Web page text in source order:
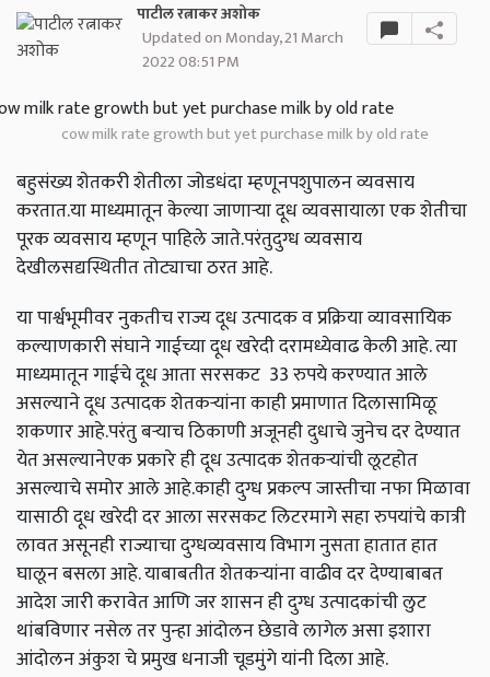
पाटील रत्नाकर अशोक
Updated on Monday, 21 March
2022 08:51 PM
cow milk rate growth but yet purchase milk by old rate
बहुसंख्य शेतकरी शेतीला जोडधंदा म्हणूनपशुपालन व्यवसाय
करतात.या माध्यमातून केल्या जाणाऱ्या दूध व्यवसायाला एक शेतीचा
पूरक व्यवसाय म्हणून पाहिले जाते.परंतुदुग्ध व्यवसाय
देखीलसद्यस्थितीत तोट्याचा ठरत आहे.
या पार्श्वभूमीवर नुकतीच राज्य दूध उत्पादक व प्रक्रिया व्यावसायिक
कल्याणकारी संघाने गाईच्या दूध खरेदी दरामध्येवाढ केली आहे. त्या
माध्यमातून गाईचे दूध आता सरसकट 33 रुपये करण्यात आले
असल्याने दूध उत्पादक शेतकऱ्यांना काही प्रमाणात दिलासामिळू
शकणार आहे.परंतु बऱ्याच ठिकाणी अजूनही दुधाचे जुनेच दर देण्यात
येत असल्यानेएक प्रकारे ही दूध उत्पादक शेतकर्‍यांची लूटहोत
असल्याचे समोर आले आहे.काही दुग्ध प्रकल्प जास्तीचा नफा मिळावा
यासाठी दूध खरेदी दर आला सरसकट लिटरमागे सहा रुपयांचे कात्री
लावत असूनही राज्याचा दुग्धव्यवसाय विभाग नुसता हातात हात
घालून बसला आहे. याबाबतीत शेतकऱ्यांना वाढीव दर देण्याबाबत
आदेश जारी करावेत आणि जर शासन ही दुग्ध उत्पादकांची लुट
थांबविणार नसेल तर पुन्हा आंदोलन छेडावे लागेल असा इशारा
आंदोलन अंकुश चे प्रमुख धनाजी चूडमुंगे यांनी दिला आहे.